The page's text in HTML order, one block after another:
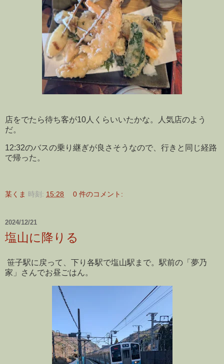
店をでたら待ち客が10人くらいいたかな。人気店のよう
だ。
12:32のバスの乗り継ぎが良さそうなので、行きと同じ経路
で帰った。
某くま 時刻: 15:28 0 件のコメント:
2024/12/21
塩山に降りる
笹子駅に戻って、下り各駅で塩山駅まで。駅前の「夢乃
家」さんでお昼ごはん。